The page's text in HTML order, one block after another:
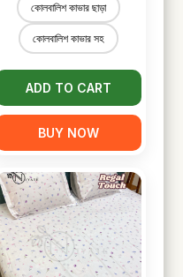
৳ 1,350.00
through
কোলবালিশ কাভার ছাড়া
কোলবালিশ কাভার সহ
ADD TO CART
BUY NOW